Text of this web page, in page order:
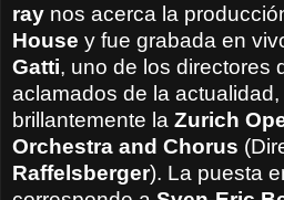
ray nos acerca la
House y fue grabada en
Gatti, uno de los directores
aclamados de la actualidad
brillantemente la Zurich
Orchestra and Chorus
Raffelsberger). La puesta